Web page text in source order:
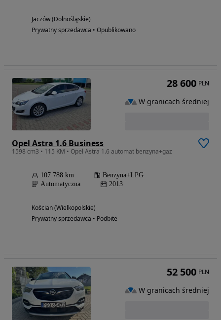
Jaczów (Dolnośląskie)
Prywatny sprzedawca • Opublikowano
Opel Astra 1.6 Business
1598 cm3 • 115 KM • Opel Astra 1.6 automat benzyna+gaz
107 788 km
Benzyna+LPG
Automatyczna
2013
Kościan (Wielkopolskie)
Prywatny sprzedawca • Podbite
28 600 PLN
W granicach średniej
52 500 PLN
W granicach średniej